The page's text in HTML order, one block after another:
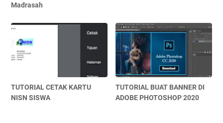
Madrasah
TUTORIAL CETAK KARTU
NISN SISWA
TUTORIAL BUAT BANNER DI
ADOBE PHOTOSHOP 2020